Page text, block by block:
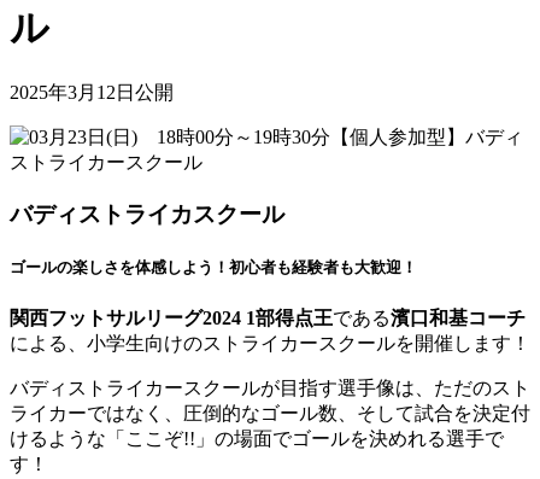
ル
2025年3月12日公開
バディストライカスクール
ゴールの楽しさを体感しよう！初心者も経験者も大歓迎！
関西フットサルリーグ2024 1部得点王である濱口和基コーチ
による、小学生向けのストライカースクールを開催します！
バディストライカースクールが目指す選手像は、ただのスト
ライカーではなく、圧倒的なゴール数、そして試合を決定付
けるような「ここぞ!!」の場面でゴールを決めれる選手で
す！